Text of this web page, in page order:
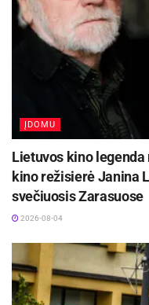
ĮDOMU
Lietuvos kino
kino režisierė Janina
svečiuosis Zarasuose
2026-08-04